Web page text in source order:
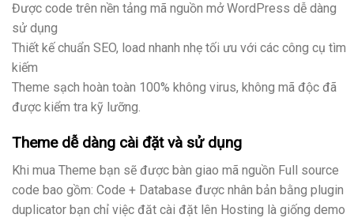
Được code trên nền tảng mã nguồn mở WordPress dễ dàng
sử dụng
Thiết kế chuẩn SEO, load nhanh nhẹ tối ưu với các công cụ tìm
kiếm
Theme sạch hoàn toàn 100% không virus, không mã độc đã
được kiểm tra kỹ lưỡng.
Theme dễ dàng cài đặt và sử dụng
Khi mua Theme bạn sẽ được bàn giao mã nguồn Full source
code bao gồm: Code + Database được nhân bản bằng plugin
duplicator bạn chỉ việc đăt cài đặt lên Hosting là giống demo